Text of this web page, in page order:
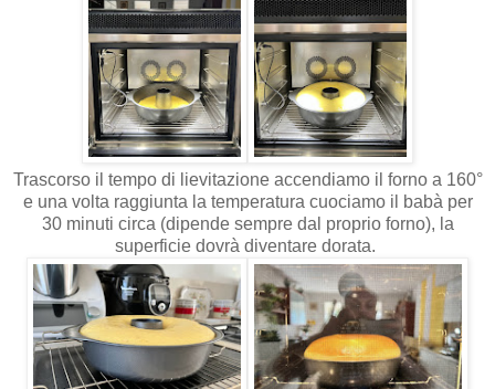
Trascorso il tempo di lievitazione accendiamo il forno a 160°
e una volta raggiunta la temperatura cuociamo il babà per
30 minuti circa (dipende sempre dal proprio forno), la
superficie dovrà diventare dorata.